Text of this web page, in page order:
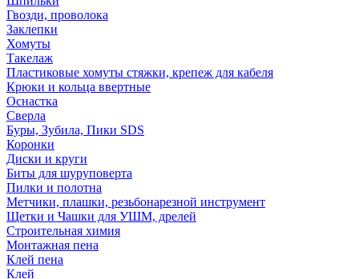
Гвозди, проволока
Заклепки
Хомуты
Такелаж
Пластиковые хомуты стяжки, крепеж для кабеля
Крюки и кольца ввертные
Оснастка
Сверла
Буры, Зубила, Пики SDS
Коронки
Диски и круги
Биты для шуруповерта
Пилки и полотна
Метчики, плашки, резьбонарезной инструмент
Щетки и Чашки для УШМ, дрелей
Строительная химия
Монтажная пена
Клей пена
Клей